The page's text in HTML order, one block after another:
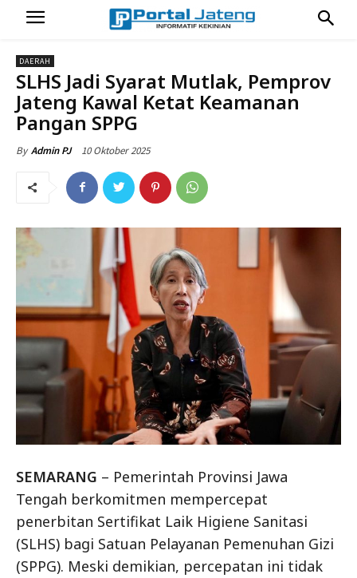
DAERAH
SLHS Jadi Syarat Mutlak, Pemprov
Jateng Kawal Ketat Keamanan
Pangan SPPG
By Admin PJ 10 Oktober 2025
SEMARANG – Pemerintah Provinsi Jawa
Tengah berkomitmen mempercepat
penerbitan Sertifikat Laik Higiene Sanitasi
(SLHS) bagi Satuan Pelayanan Pemenuhan Gizi
(SPPG). Meski demikian, percepatan ini tidak